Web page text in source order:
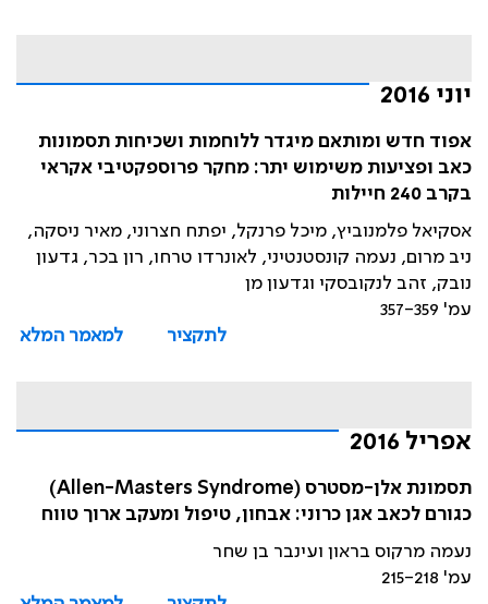
יוני 2016
אפוד חדש ומותאם מיגדר ללוחמות ושכיחות תסמונות
כאב ופציעות משימוש יתר: מחקר פרוספקטיבי אקראי
בקרב 240 חיילות
אסקיאל פלמנוביץ, מיכל פרנקל, יפתח חצרוני, מאיר ניסקה,
ניב מרום, נעמה קונסטנטיני, לאונרדו טרחו, רון בכר, גדעון
נובק, זהב לנקובסקי וגדעון מן
עמ' 357-359
לתקציר
למאמר המלא
אפריל 2016
תסמונת אלן-מסטרס (Allen-Masters Syndrome)
כגורם לכאב אגן כרוני: אבחון, טיפול ומעקב ארוך טווח
נעמה מרקוס בראון ועינבר בן שחר
עמ' 215-218